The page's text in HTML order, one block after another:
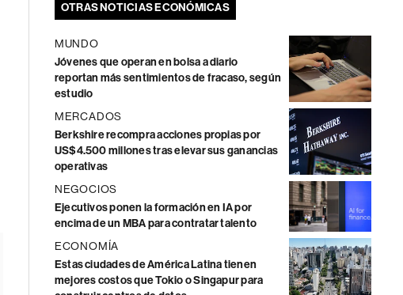
OTRAS NOTICIAS ECONÓMICAS
MUNDO
Jóvenes que operan en bolsa a diario
reportan más sentimientos de fracaso, según
estudio
MERCADOS
Berkshire recompra acciones propias por
US$4.500 millones tras elevar sus ganancias
operativas
NEGOCIOS
Ejecutivos ponen la formación en IA por
encima de un MBA para contratar talento
ECONOMÍA
Estas ciudades de América Latina tienen
mejores costos que Tokio o Singapur para